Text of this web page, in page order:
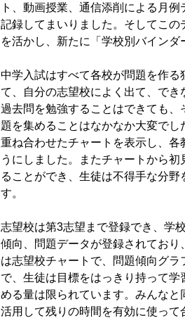
ト、動画授業、通信添削による月
記録してまいりました。そしてこ
を活かし、新たに「学校別バインダ
中学入試はすべて各校が問題を作
て、自分の志望校によく出て、で
過去問を勉強することはできても
題を集めることはなかなか大変で
重ね合わせたチャートを表示し、
うにしました。またチャートから
ることができ、生徒は不得手な分
す。
志望校は第3志望まで登録でき、学
傾向、問題データが登録されてお
は志望校チャートで、問題傾向グ
で、生徒は目標をはっきり持って
める量は限られています。みんな
活用して残りの時間を有効に使っ